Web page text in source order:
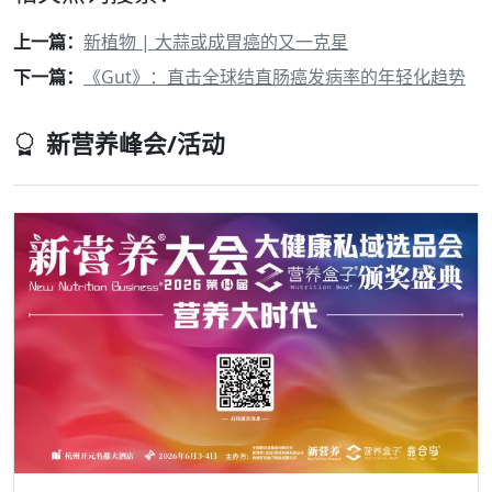
上一篇： 新植物 | 大蒜或成胃癌的又一克星
下一篇：
《Gut》：直击全球结直肠癌发病率的年轻化趋势
新营养峰会/活动